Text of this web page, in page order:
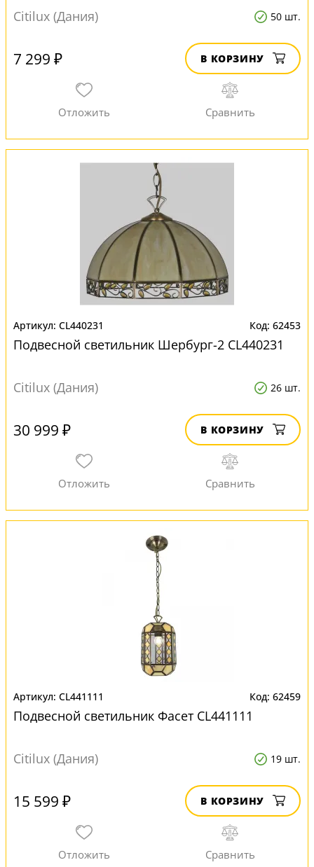
Citilux (Дания) 50 шт.
7 299 ₽ В КОРЗИНУ
CL440231 62453
Подвесной светильник Шербург-2 CL440231
Citilux (Дания) 26 шт.
30 999 ₽ В КОРЗИНУ
CL441111 62459
Подвесной светильник Фасет CL441111
Citilux (Дания) 19 шт.
15 599 ₽ В КОРЗИНУ